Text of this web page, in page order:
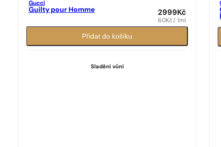
Gucci
Guilty pour Homme 2999 Kč
60Kč/ 1ml
Přidat do košíku
Sladění vůní